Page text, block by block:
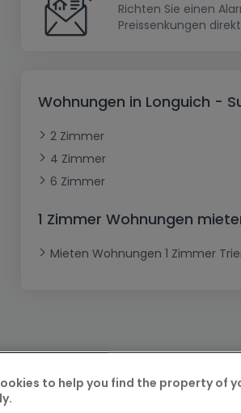
Doppelhaushälfte
Schloss
Hof
Bauernhaus
Landhaus
Bungalow
1-Zimmer-Apartment
Dreigeschossige Wohnung
Loft
Dachgeschoss
Erdgeschoss
Wohnsiedlung
Musterhaus
Renditeobjekt
Kein Bauland
Gewerbliches Grundstück
Garage - Parkplatz
Carport
Garage
Büro
Büro
Gewerbe
Ladenfläche
Geschäft
Restaurant
Richten Sie einen
Preissenkungen
Wohnungen in Longuich -
2 Zimmer
4 Zimmer
6 Zimmer
1 Zimmer Wohnungen
Mieten Wohnungen 1 Zimmer
Bitte ändern
to help you find the property of